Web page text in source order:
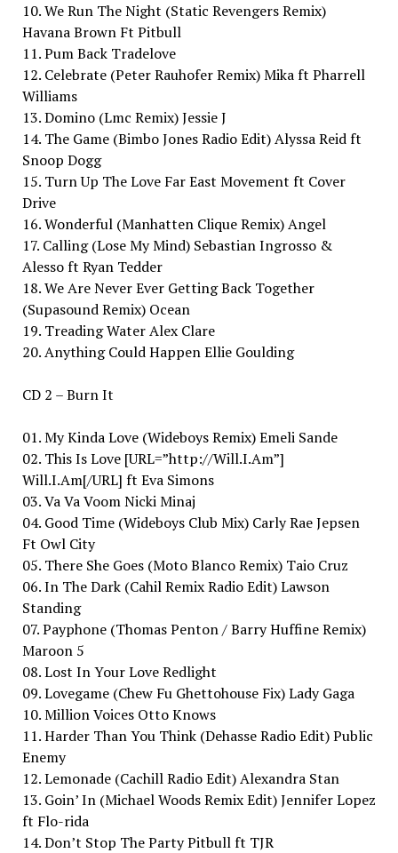
10. We Run The Night (Static Revengers Remix)
Havana Brown Ft Pitbull
11. Pum Back Tradelove
12. Celebrate (Peter Rauhofer Remix) Mika ft Pharrell
Williams
13. Domino (Lmc Remix) Jessie J
14. The Game (Bimbo Jones Radio Edit) Alyssa Reid ft
Snoop Dogg
15. Turn Up The Love Far East Movement ft Cover
Drive
16. Wonderful (Manhatten Clique Remix) Angel
17. Calling (Lose My Mind) Sebastian Ingrosso &
Alesso ft Ryan Tedder
18. We Are Never Ever Getting Back Together
(Supasound Remix) Ocean
19. Treading Water Alex Clare
20. Anything Could Happen Ellie Goulding
CD 2 – Burn It
01. My Kinda Love (Wideboys Remix) Emeli Sande
02. This Is Love [URL=”http://Will.I.Am”]
Will.I.Am[/URL] ft Eva Simons
03. Va Va Voom Nicki Minaj
04. Good Time (Wideboys Club Mix) Carly Rae Jepsen
Ft Owl City
05. There She Goes (Moto Blanco Remix) Taio Cruz
06. In The Dark (Cahil Remix Radio Edit) Lawson
Standing
07. Payphone (Thomas Penton / Barry Huffine Remix)
Maroon 5
08. Lost In Your Love Redlight
09. Lovegame (Chew Fu Ghettohouse Fix) Lady Gaga
10. Million Voices Otto Knows
11. Harder Than You Think (Dehasse Radio Edit) Public
Enemy
12. Lemonade (Cachill Radio Edit) Alexandra Stan
13. Goin’ In (Michael Woods Remix Edit) Jennifer Lopez
ft Flo-rida
14. Don’t Stop The Party Pitbull ft TJR